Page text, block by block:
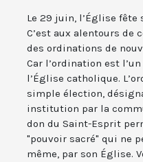
Le 29 juin, l’Église
C’est aux alentours de
des ordinations de
Car l’ordination est
l’Église catholique.
simple élection,
institution par la
don du Saint-Esprit
"pouvoir sacré" qui ne
même, par son Église.